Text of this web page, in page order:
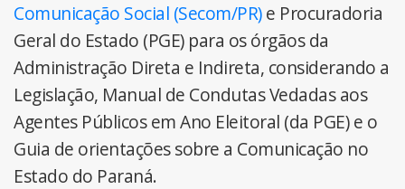
Comunicação Social (Secom/PR)e Procuradoria
Geral do Estado (PGE) para os órgãos da
Administração Direta e Indireta, considerando a
Legislação, Manual de Condutas Vedadas aos
Agentes Públicos em Ano Eleitoral (da PGE) e o
Guia de orientações sobre a Comunicação no
Estado do Paraná.